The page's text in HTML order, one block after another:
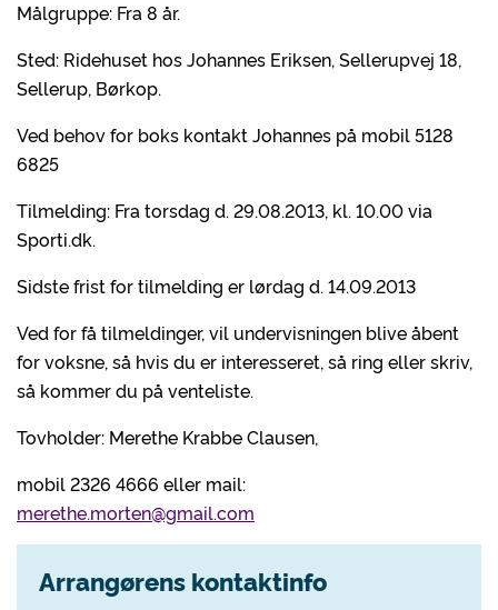
Målgruppe: Fra 8 år.
Sted: Ridehuset hos Johannes Eriksen, Sellerupvej 18,
Sellerup, Børkop.
Ved behov for boks kontakt Johannes på mobil 5128
6825
Tilmelding: Fra torsdag d. 29.08.2013, kl. 10.00 via
Sporti.dk.
Sidste frist for tilmelding er lørdag d. 14.09.2013
Ved for få tilmeldinger, vil undervisningen blive åbent
for voksne, så hvis du er interesseret, så ring eller skriv,
så kommer du på venteliste.
Tovholder: Merethe Krabbe Clausen,
mobil 2326 4666 eller mail:
merethe.morten@gmail.com
Arrangørens kontaktinfo